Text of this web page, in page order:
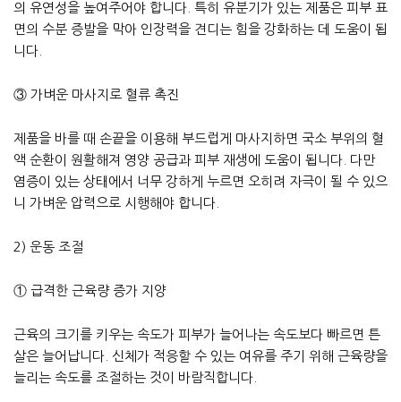
의 유연성을 높여주어야 합니다. 특히 유분기가 있는 제품은 피부 표
면의 수분 증발을 막아 인장력을 견디는 힘을 강화하는 데 도움이 됩
니다.
③ 가벼운 마사지로 혈류 촉진
제품을 바를 때 손끝을 이용해 부드럽게 마사지하면 국소 부위의 혈
액 순환이 원활해져 영양 공급과 피부 재생에 도움이 됩니다. 다만
염증이 있는 상태에서 너무 강하게 누르면 오히려 자극이 될 수 있으
니 가벼운 압력으로 시행해야 합니다.
2) 운동 조절
① 급격한 근육량 증가 지양
근육의 크기를 키우는 속도가 피부가 늘어나는 속도보다 빠르면 튼
살은 늘어납니다. 신체가 적응할 수 있는 여유를 주기 위해 근육량을
늘리는 속도를 조절하는 것이 바람직합니다.